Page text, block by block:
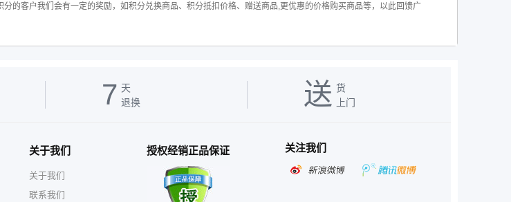
的客户我们会有一定的奖励，如积分兑换商品、积分抵扣价格、赠送商品,更优惠的价格购买商品等，以此回馈广
7 天
退换
送 货
上门
关于我们
关于我们
联系我们
授权经销正品保证 关注我们